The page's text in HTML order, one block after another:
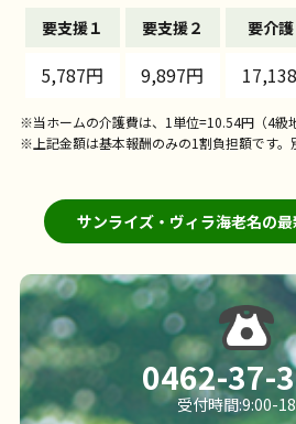
要支援１ 要支援２ 要介護
5,787円 9,897円
※当ホームの介護費は、1単位=10.54円（4級
※上記金額は基本報酬のみの1割負担額です。
サンライズ・ヴィラ海老名の
0462-37-
受付時間:9:00-